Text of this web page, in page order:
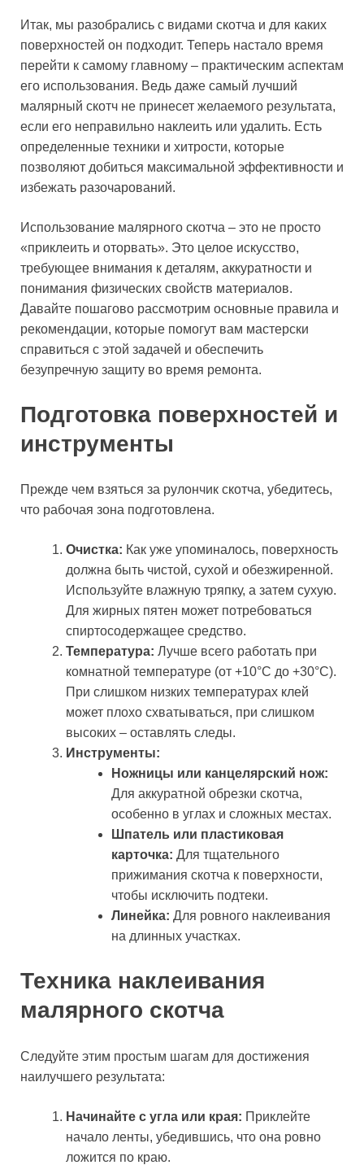
Итак, мы разобрались с видами скотча и для каких
поверхностей он подходит. Теперь настало время
перейти к самому главному – практическим аспектам
его использования. Ведь даже самый лучший
малярный скотч не принесет желаемого результата,
если его неправильно наклеить или удалить. Есть
определенные техники и хитрости, которые
позволяют добиться максимальной эффективности и
избежать разочарований.
Использование малярного скотча – это не просто
«приклеить и оторвать». Это целое искусство,
требующее внимания к деталям, аккуратности и
понимания физических свойств материалов.
Давайте пошагово рассмотрим основные правила и
рекомендации, которые помогут вам мастерски
справиться с этой задачей и обеспечить
безупречную защиту во время ремонта.
Подготовка поверхностей и
инструменты
Прежде чем взяться за рулончик скотча, убедитесь,
что рабочая зона подготовлена.
Очистка: Как уже упоминалось, поверхность
должна быть чистой, сухой и обезжиренной.
Используйте влажную тряпку, а затем сухую.
Для жирных пятен может потребоваться
спиртосодержащее средство.
Температура: Лучше всего работать при
комнатной температуре (от +10°C до +30°C).
При слишком низких температурах клей
может плохо схватываться, при слишком
высоких – оставлять следы.
Инструменты:
Ножницы или канцелярский нож:
Для аккуратной обрезки скотча,
особенно в углах и сложных местах.
Шпатель или пластиковая
карточка: Для тщательного
прижимания скотча к поверхности,
чтобы исключить подтеки.
Линейка: Для ровного наклеивания
на длинных участках.
Техника наклеивания
малярного скотча
Следуйте этим простым шагам для достижения
наилучшего результата:
Начинайте с угла или края: Приклейте
начало ленты, убедившись, что она ровно
ложится по краю.